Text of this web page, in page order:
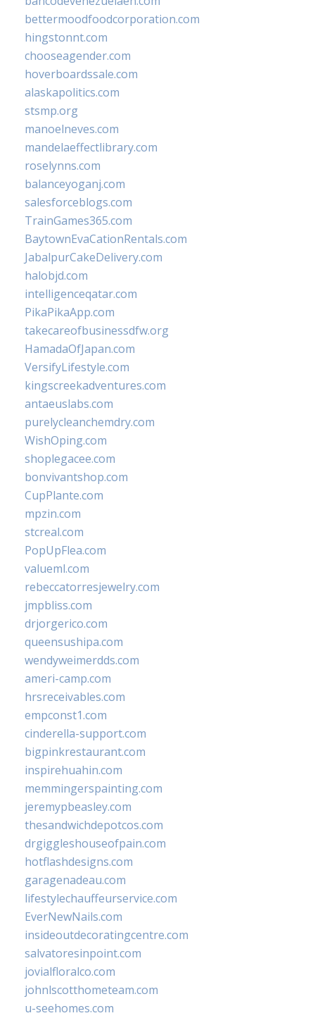
bettermoodfoodcorporation.com
hingstonnt.com
chooseagender.com
hoverboardssale.com
alaskapolitics.com
stsmp.org
manoelneves.com
mandelaeffectlibrary.com
roselynns.com
balanceyoganj.com
salesforceblogs.com
TrainGames365.com
BaytownEvaCationRentals.com
JabalpurCakeDelivery.com
halobjd.com
intelligenceqatar.com
PikaPikaApp.com
takecareofbusinessdfw.org
HamadaOfJapan.com
VersifyLifestyle.com
kingscreekadventures.com
antaeuslabs.com
purelycleanchemdry.com
WishOping.com
shoplegacee.com
bonvivantshop.com
CupPlante.com
mpzin.com
stcreal.com
PopUpFlea.com
valueml.com
rebeccatorresjewelry.com
jmpbliss.com
drjorgerico.com
queensushipa.com
wendyweimerdds.com
ameri-camp.com
hrsreceivables.com
empconst1.com
cinderella-support.com
bigpinkrestaurant.com
inspirehuahin.com
memmingerspainting.com
jeremypbeasley.com
thesandwichdepotcos.com
drgiggleshouseofpain.com
hotflashdesigns.com
garagenadeau.com
lifestylechauffeurservice.com
EverNewNails.com
insideoutdecoratingcentre.com
salvatoresinpoint.com
jovialfloralco.com
johnlscotthometeam.com
u-seehomes.com